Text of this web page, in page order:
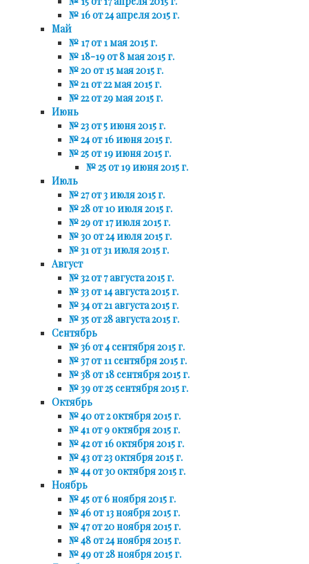
№ 16 от 24 апреля 2015 г.
Май
№ 17 от 1 мая 2015 г.
№ 18-19 от 8 мая 2015 г.
№ 20 от 15 мая 2015 г.
№ 21 от 22 мая 2015 г.
№ 22 от 29 мая 2015 г.
Июнь
№ 23 от 5 июня 2015 г.
№ 24 от 16 июня 2015 г.
№ 25 от 19 июня 2015 г.
№ 25 от 19 июня 2015 г.
Июль
№ 27 от 3 июля 2015 г.
№ 28 от 10 июля 2015 г.
№ 29 от 17 июля 2015 г.
№ 30 от 24 июля 2015 г.
№ 31 от 31 июля 2015 г.
Август
№ 32 от 7 августа 2015 г.
№ 33 от 14 августа 2015 г.
№ 34 от 21 августа 2015 г.
№ 35 от 28 августа 2015 г.
Сентябрь
№ 36 от 4 сентября 2015 г.
№ 37 от 11 сентября 2015 г.
№ 38 от 18 сентября 2015 г.
№ 39 от 25 сентября 2015 г.
Октябрь
№ 40 от 2 октября 2015 г.
№ 41 от 9 октября 2015 г.
№ 42 от 16 октября 2015 г.
№ 43 от 23 октября 2015 г.
№ 44 от 30 октября 2015 г.
Ноябрь
№ 45 от 6 ноября 2015 г.
№ 46 от 13 ноября 2015 г.
№ 47 от 20 ноября 2015 г.
№ 48 от 24 ноября 2015 г.
№ 49 от 28 ноября 2015 г.